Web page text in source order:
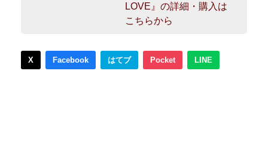
LOVE』の詳細・購入は
こちらから
X Facebook はてブ Pocket LINE